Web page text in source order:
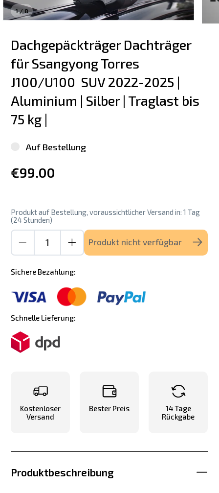
1/ 8
Dachgepäckträger Dachträger
für Ssangyong Torres
J100/U100  SUV 2022-2025 |
Aluminium | Silber | Traglast bis
75 kg |
Auf Bestellung
€99.00
Produkt auf Bestellung, voraussichtlicher Versand in: 1 Tag
(24 Stunden)
Produkt nicht verfügbar
Sichere Bezahlung:
Schnelle Lieferung:
Kostenloser
Versand
Bester Preis
14 Tage
Rückgabe
Produktbeschreibung